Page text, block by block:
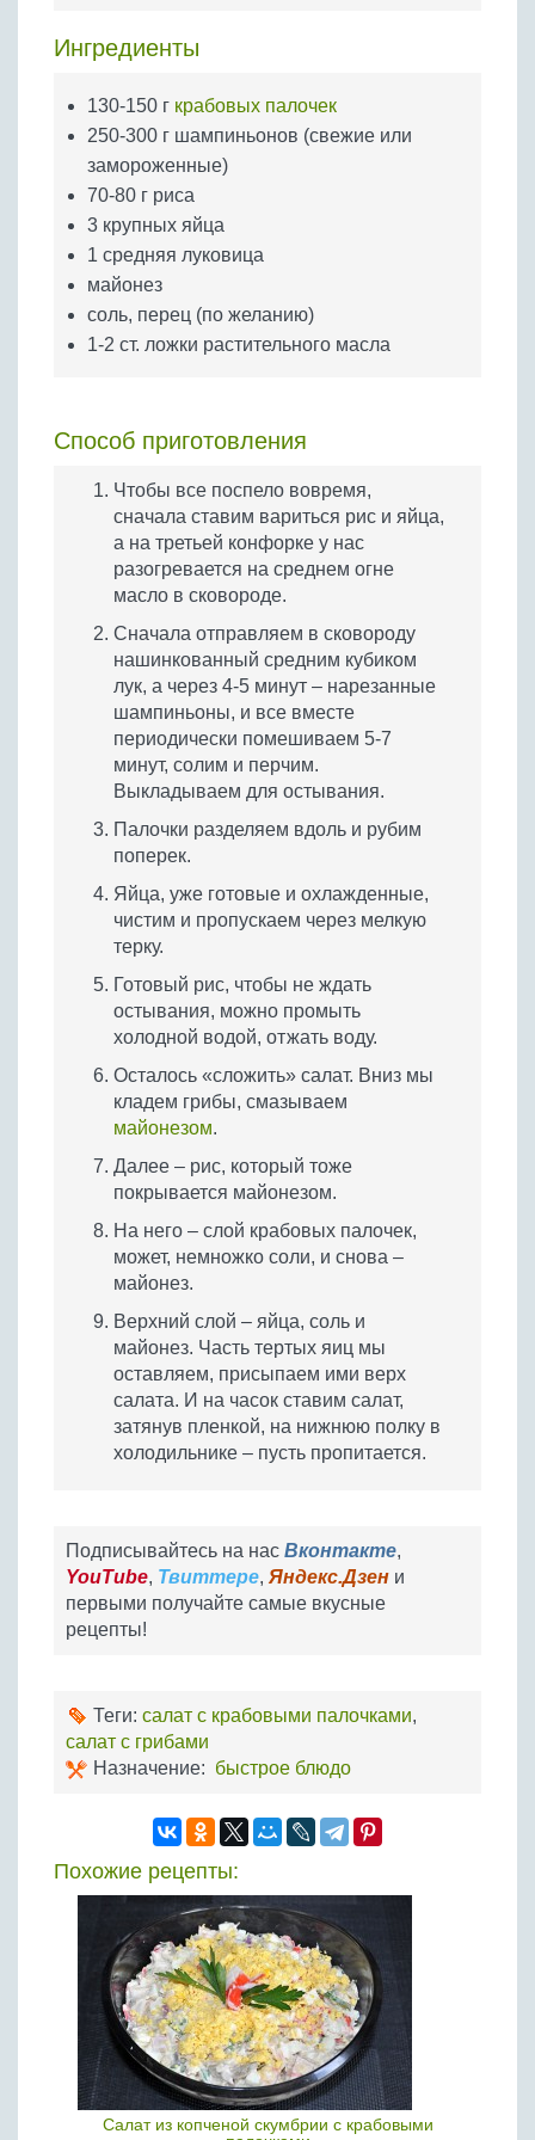
Яйца
Ингредиенты
130-150 г крабовых палочек
250-300 г шампиньонов (свежие или
замороженные)
70-80 г риса
3 крупных яйца
1 средняя луковица
майонез
соль, перец (по желанию)
1-2 ст. ложки растительного масла
Способ приготовления
Чтобы все поспело вовремя,
сначала ставим вариться рис и яйца,
а на третьей конфорке у нас
разогревается на среднем огне
масло в сковороде.
Сначала отправляем в сковороду
нашинкованный средним кубиком
лук, а через 4-5 минут – нарезанные
шампиньоны, и все вместе
периодически помешиваем 5-7
минут, солим и перчим.
Выкладываем для остывания.
Палочки разделяем вдоль и рубим
поперек.
Яйца, уже готовые и охлажденные,
чистим и пропускаем через мелкую
терку.
Готовый рис, чтобы не ждать
остывания, можно промыть
холодной водой, отжать воду.
Осталось «сложить» салат. Вниз мы
кладем грибы, смазываем
майонезом.
Далее – рис, который тоже
покрывается майонезом.
На него – слой крабовых палочек,
может, немножко соли, и снова –
майонез.
Верхний слой – яйца, соль и
майонез. Часть тертых яиц мы
оставляем, присыпаем ими верх
салата. И на часок ставим салат,
затянув пленкой, на нижнюю полку в
холодильнике – пусть пропитается.
Подписывайтесь на нас Вконтакте,
YouTube, Твиттере, Яндекс.Дзен и
первыми получайте самые вкусные
рецепты!
Теги: салат с крабовыми палочками,
салат с грибами
Назначение: быстрое блюдо
Похожие рецепты:
Салат из копченой скумбрии с крабовыми